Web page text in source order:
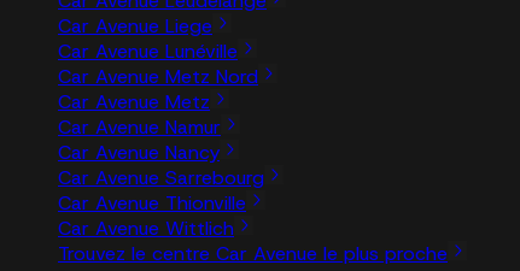
Car Avenue Liege
Car Avenue Lunéville
Car Avenue Metz Nord
Car Avenue Metz
Car Avenue Namur
Car Avenue Nancy
Car Avenue Sarrebourg
Car Avenue Thionville
Car Avenue Wittlich
Trouvez le centre Car Avenue le plus proche